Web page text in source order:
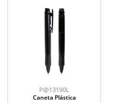
P@13190L
Caneta Plástica